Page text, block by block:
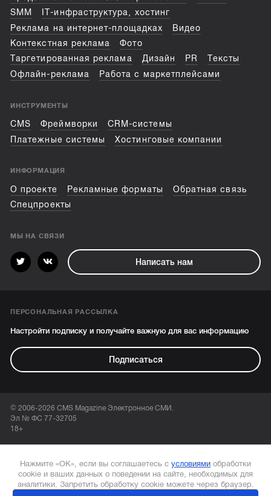
SMM
IT-инфраструктура, хостинг
Реклама на интернет-площадках
Видео
Контекстная реклама
Фото
Таргетированная реклама
Дизайн PR
Тексты
Офлайн-реклама
Работа с маркетплейсами
ИНСТРУМЕНТЫ
CMS Фреймворки
CRM-системы
Платежные системы
Хостинговые компании
ИНФОРМАЦИЯ
О проекте Рекламные форматы
Обратная связь
Спецпроекты
МЫ НА СВЯЗИ
Написать нам
ПЕРСОНАЛЬНАЯ РАССЫЛКА
Настройти подписку и получайте важную для вас информацию
Подписаться
© 2006-2026 CMS Magazine Электронное СМИ.
Эл № ФС 77-32705
18+
Нажмите «ОК», если вы соглашаетесь с условиями обработки
cookie и ваших данных о поведении на сайте, необходимых для
аналитики. Запретить обработку cookie можете через браузер.